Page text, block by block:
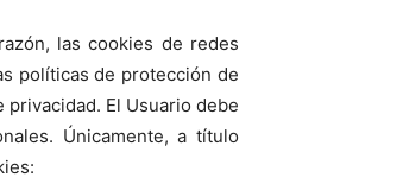
las cookies de redes
políticas de protección de
El Usuario debe
Únicamente, a título